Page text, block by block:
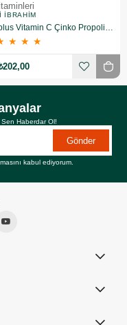
İBRAHIM
Youplus Vitamin C Çinko Propolis 20 Efervesan Tablet
★ ★ ★
Sen Haberdar Ol!
Gönder
kabul ediyorum.